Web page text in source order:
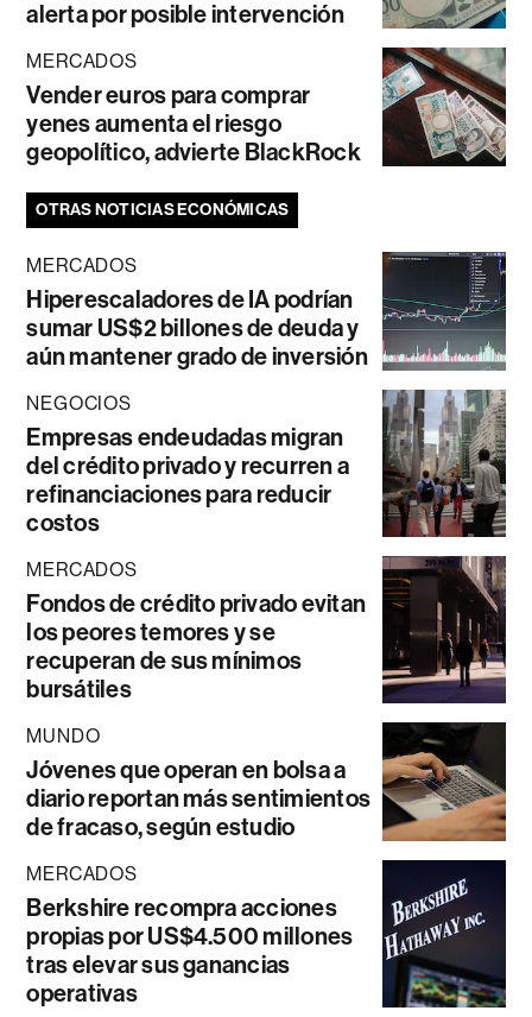
alerta por posible intervención
MERCADOS
Vender euros para comprar
yenes aumenta el riesgo
geopolítico, advierte BlackRock
OTRAS NOTICIAS ECONÓMICAS
MERCADOS
Hiperescaladores de IA podrían
sumar US$2 billones de deuda y
aún mantener grado de inversión
NEGOCIOS
Empresas endeudadas migran
del crédito privado y recurren a
refinanciaciones para reducir
costos
MERCADOS
Fondos de crédito privado evitan
los peores temores y se
recuperan de sus mínimos
bursátiles
MUNDO
Jóvenes que operan en bolsa a
diario reportan más sentimientos
de fracaso, según estudio
MERCADOS
Berkshire recompra acciones
propias por US$4.500 millones
tras elevar sus ganancias
operativas